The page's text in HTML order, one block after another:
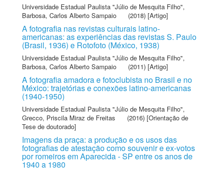
Universidade Estadual Paulista "Júlio de Mesquita Filho",
Barbosa, Carlos Alberto Sampaio
(2018) [Artigo]
A fotografia nas revistas culturais latino-
americanas: as experiências das revistas S. Paulo
(Brasil, 1936) e Rotofoto (México, 1938)
Universidade Estadual Paulista "Júlio de Mesquita Filho",
Barbosa, Carlos Alberto Sampaio
(2011) [Artigo]
A fotografia amadora e fotoclubista no Brasil e no
México: trajetórias e conexões latino-americanas
(1940-1950)
Universidade Estadual Paulista "Júlio de Mesquita Filho",
Grecco, Priscila Miraz de Freitas
(2016) [Orientação de
Tese de doutorado]
Imagens da praça: a produção e os usos das
fotografias de atestação como souvenir e ex-votos
por romeiros em Aparecida - SP entre os anos de
1940 a 1980